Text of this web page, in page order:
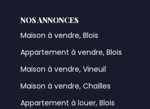
NOS ANNONCES
Maison à vendre, Blois
Appartement à vendre, Blois
Maison à vendre, Vineuil
Maison à vendre, Chailles
Appartement à louer, Blois